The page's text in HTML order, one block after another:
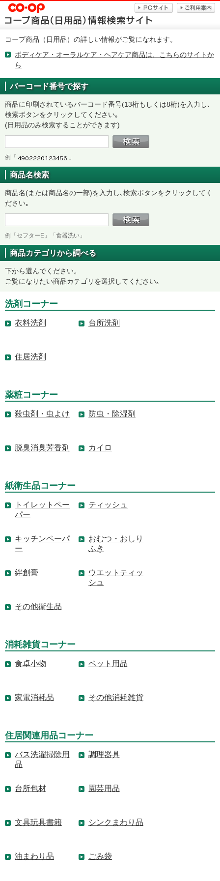
コープ商品（日用品）の詳しい情報がご覧になれます。
ボディケア・オーラルケア・ヘアケア商品は、こちらのサイトか
ら
バーコード番号で探す
商品に印刷されているバーコード番号(13桁もしくは8桁)を入力し､
検索ボタンをクリックしてください｡
(日用品のみ検索することができます)
例「 」
商品名検索
商品名(または商品名の一部)を入力し､検索ボタンをクリックしてく
ださい｡
例「セフターE」「食器洗い」
商品カテゴリから調べる
下から選んでください。
ご覧になりたい商品カテゴリを選択してください｡
洗剤コーナー
衣料洗剤 台所洗剤
住居洗剤
薬粧コーナー
殺虫剤・虫よけ 防虫・除湿剤
脱臭消臭芳香剤 カイロ
紙衛生品コーナー
トイレットペー
パー
ティッシュ
キッチンペーパ
ー
おむつ・おしり
ふき
絆創膏
ウエットティッ
シュ
その他衛生品
消耗雑貨コーナー
食卓小物 ペット用品
家電消耗品 その他消耗雑貨
住居関連用品コーナー
バス洗濯掃除用
品
調理器具
台所包材 園芸用品
文具玩具書籍 シンクまわり品
油まわり品 ごみ袋